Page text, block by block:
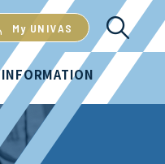
My UNIVAS
INFORMATION